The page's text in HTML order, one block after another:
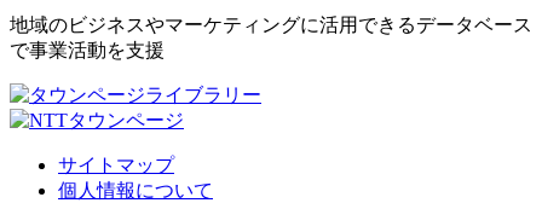
地域のビジネスやマーケティングに活用できるデータベース
で事業活動を支援
サイトマップ
個人情報について